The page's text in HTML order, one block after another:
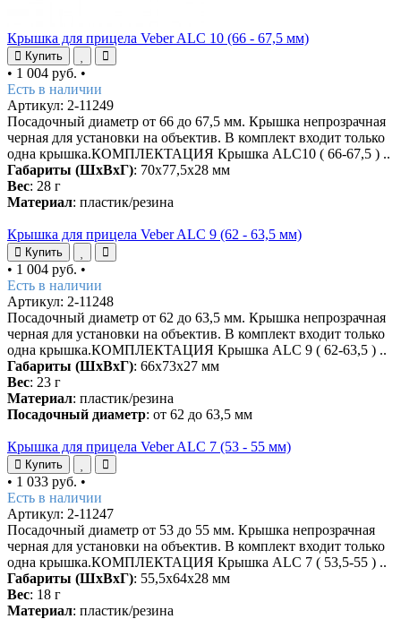
Крышка для прицела Veber ALC 10 (66 - 67,5 мм)
Купить
• 1 004 руб. •
Есть в наличии
Артикул: 2-11249
Посадочный диаметр от 66 до 67,5 мм. Крышка непрозрачная
черная для установки на объектив. В комплект входит только
одна крышка.КОМПЛЕКТАЦИЯ Крышка ALC10 ( 66-67,5 ) ..
Габариты (ШхВхГ): 70х77,5х28 мм
Вес: 28 г
Материал: пластик/резина
Крышка для прицела Veber ALC 9 (62 - 63,5 мм)
Купить
• 1 004 руб. •
Есть в наличии
Артикул: 2-11248
Посадочный диаметр от 62 до 63,5 мм. Крышка непрозрачная
черная для установки на объектив. В комплект входит только
одна крышка.КОМПЛЕКТАЦИЯ Крышка ALC 9 ( 62-63,5 ) ..
Габариты (ШхВхГ): 66х73х27 мм
Вес: 23 г
Материал: пластик/резина
Посадочный диаметр: от 62 до 63,5 мм
Крышка для прицела Veber ALC 7 (53 - 55 мм)
Купить
• 1 033 руб. •
Есть в наличии
Артикул: 2-11247
Посадочный диаметр от 53 до 55 мм. Крышка непрозрачная
черная для установки на объектив. В комплект входит только
одна крышка.КОМПЛЕКТАЦИЯ Крышка ALC 7 ( 53,5-55 ) ..
Габариты (ШхВхГ): 55,5х64х28 мм
Вес: 18 г
Материал: пластик/резина